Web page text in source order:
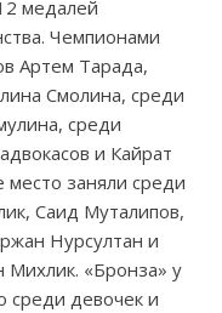
медалей
Чемпионами
Артем Тарада,
Смолина, среди
среди
и Кайрат
заняли среди
Саид Муталипов,
Нурсултан и
«Бронза» у
среди девочек и